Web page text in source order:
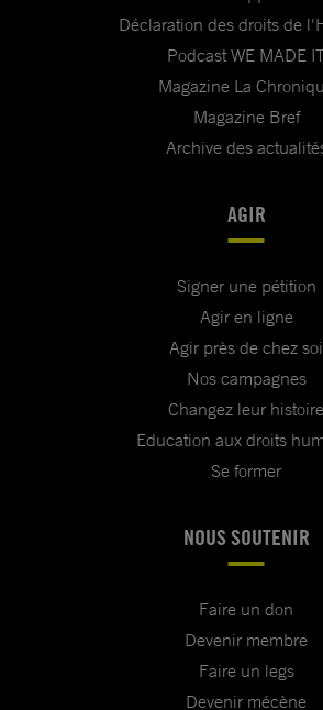
Déclaration des droits de
Podcast WE MADE
Magazine La
Magazine Bref
Archive des
AGIR
Signer une pétition
Agir en ligne
Agir près de chez soi
Nos campagnes
Changez leur histoire
Education aux droits
Se former
NOUS SOUTENIR
Faire un don
Devenir membre
Faire un legs
Devenir mécène